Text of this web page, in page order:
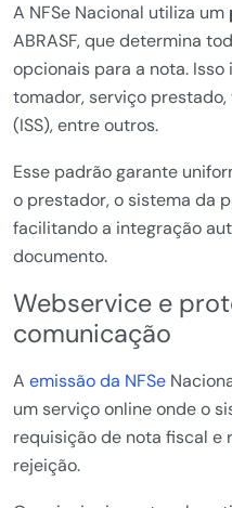
A NFSe Nacional utiliza um
ABRASF, que determina
opcionais para a nota.
tomador, serviço
(ISS), entre outros.
Esse padrão garante
o prestador, o sistema da
facilitando a integração
documento.
Webservice e
comunicação
A emissão da NFSe
um serviço online onde o
requisição de nota fiscal e
rejeição.